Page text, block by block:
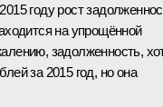
году рост
на упрощённой
задолженность,
за 2015 год, но она